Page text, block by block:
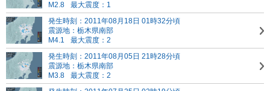
M2.8
最大震度：1
発生時刻：2011年08月18日 01時32分頃
震源地：栃木県南部
M4.1
最大震度：2
発生時刻：2011年08月05日 21時28分頃
震源地：栃木県南部
M3.8
最大震度：2